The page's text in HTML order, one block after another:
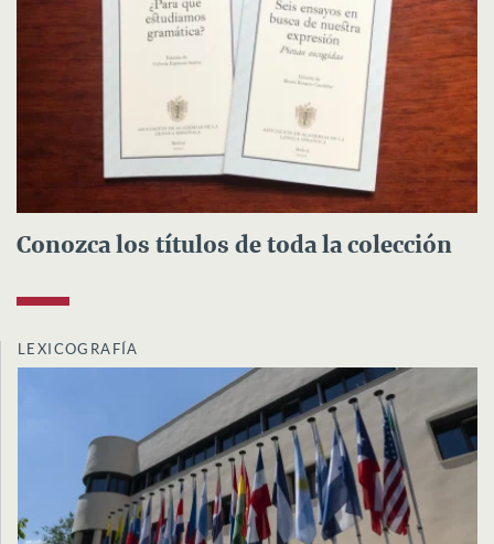
Conozca los títulos de toda la colección
LEXICOGRAFÍA